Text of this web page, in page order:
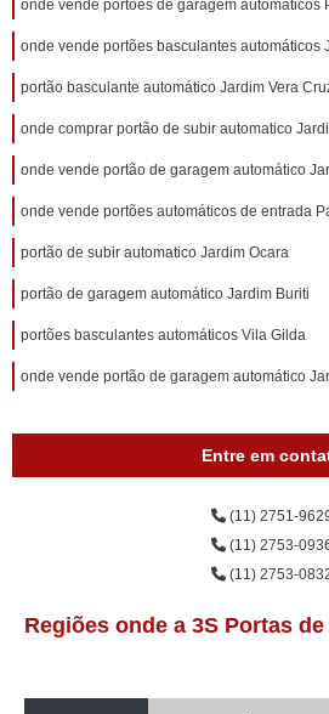
onde vende portões de garagem automáticos
onde vende portões basculantes automáticos
portão basculante automático Jardim Vera
onde comprar portão de subir automatico
onde vende portão de garagem automático
onde vende portões automáticos de entrada
portão de subir automatico Jardim Ocara
portão de garagem automático Jardim Buriti
portões basculantes automáticos Vila Gilda
onde vende portão de garagem automático
Entre em
(11) 2751-
(11) 2753-
(11) 2753-
Regiões onde a 3S Portas